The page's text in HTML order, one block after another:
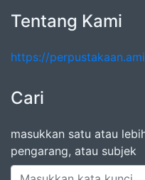
Tentang Kami
https://
Cari
masukkan satu atau
pengarang, atau subjek